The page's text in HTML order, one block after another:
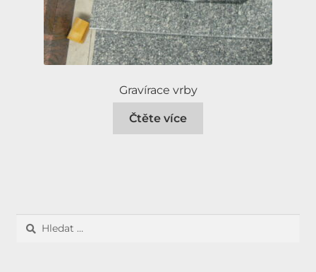
Gravírace vrby
Čtěte více
Vyhledávání